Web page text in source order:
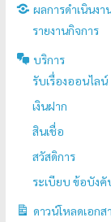
ผลการดำเนินงา
รายงานกิจการ
บริการ
รับเรื่องออนไลน์
เงินฝาก
สินเชื่อ
สวัสดิการ
ระเบียบ ข้อบังคั
ดาวน์โหลดเอกส